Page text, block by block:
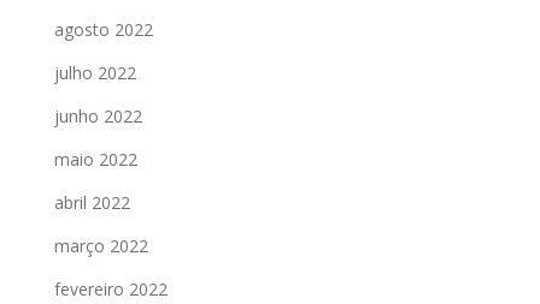
agosto 2022
julho 2022
junho 2022
maio 2022
abril 2022
março 2022
fevereiro 2022